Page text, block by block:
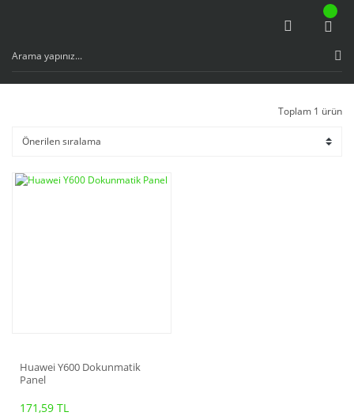
Toplam 1 ürün
Huawei Y600 Dokunmatik
Panel
171,59 TL